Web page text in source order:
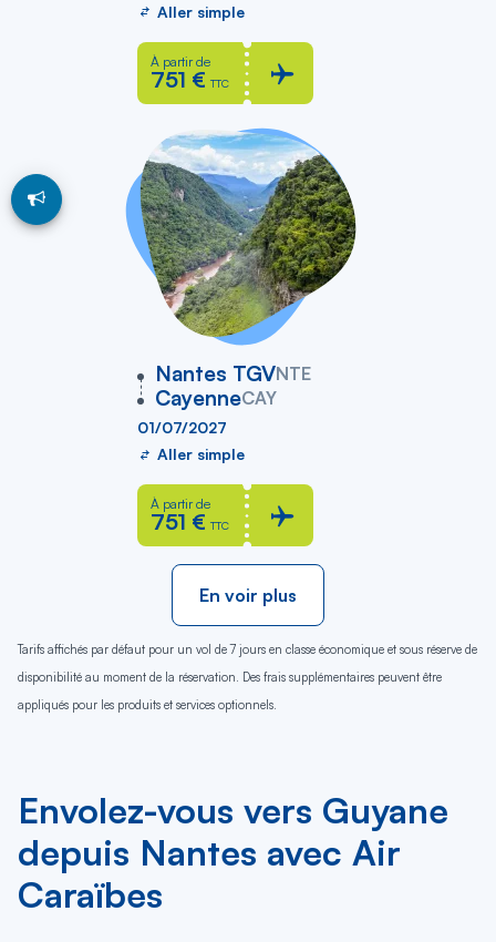
Aller simple
À partir de
751 € TTC
Nantes TGVNTE
vers
CayenneCAY
01/07/2027
Aller simple
À partir de
751 € TTC
En voir plus
Tarifs affichés par défaut pour un vol de 7 jours en classe économique et sous réserve de
disponibilité au moment de la réservation. Des frais supplémentaires peuvent être
appliqués pour les produits et services optionnels.
Envolez-vous vers Guyane
depuis Nantes avec Air
Caraïbes